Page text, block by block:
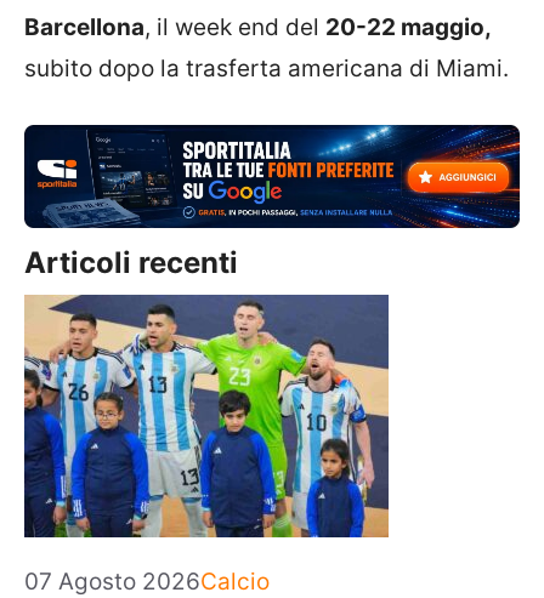
Barcellona, il week end del 20-22 maggio,
subito dopo la trasferta americana di Miami.
Articoli recenti
07 Agosto 2026Categorie
Calcio